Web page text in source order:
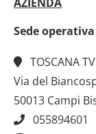
Sede
TOSCANA
Via del
50013 Campi
055894601